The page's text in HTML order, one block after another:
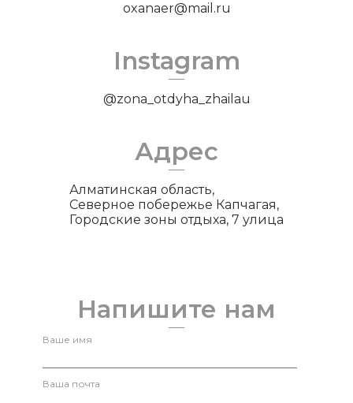
oxanaer@mail.ru
Instagram
@zona_otdyha_zhailau
Адрес
Алматинская область,
Северное побережье Капчагая,
Городские зоны отдыха, 7 улица
Напишите нам
Ваше имя
Ваша почта